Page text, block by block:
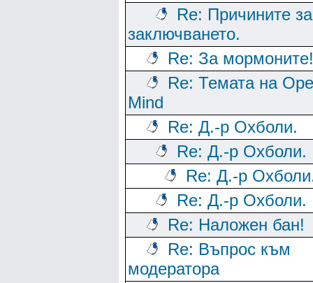
Re: Причините за
заключването.
Re: За мормоните!
Re: Темата на
Mind
Re: Д.-р Охболи.
Re: Д.-р Охболи.
Re: Д.-р
Re: Д.-р Охболи.
Re: Наложен бан!
Re: Въпрос към
модератора